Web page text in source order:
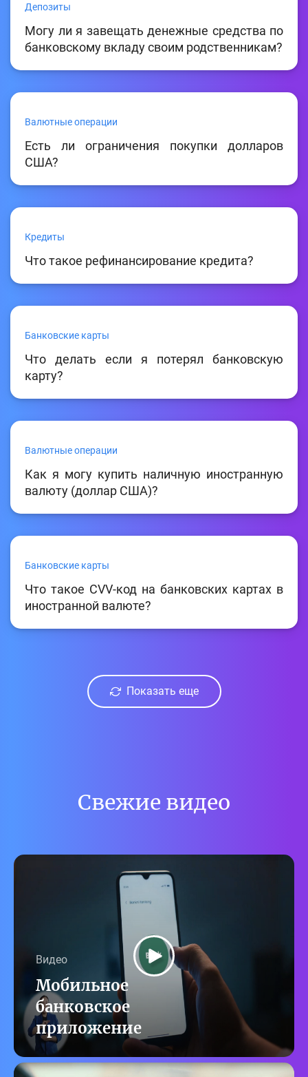
Депозиты
Могу ли я завещать денежные средства по
банковскому вкладу своим родственникам?
Валютные операции
Есть ли ограничения покупки долларов
США?
Кредиты
Что такое рефинансирование кредита?
Банковские карты
Что делать если я потерял банковскую
карту?
Валютные операции
Как я могу купить наличную иностранную
валюту (доллар США)?
Банковские карты
Что такое CVV-код на банковских картах в
иностранной валюте?
Показать еще
Свежие видео
Видео
Мобильное
банковское
приложение